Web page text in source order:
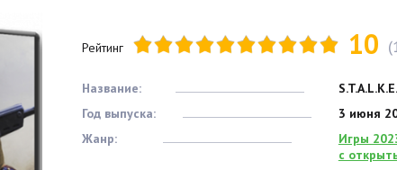
Рейтинг 10 (
Название:
Год выпуска:
3 июня
Жанр:
Игры
с